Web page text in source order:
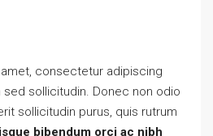
consectetur adipiscing
sollicitudin. Donec non odio
sollicitudin purus, quis rutrum
bibendum orci ac nibh